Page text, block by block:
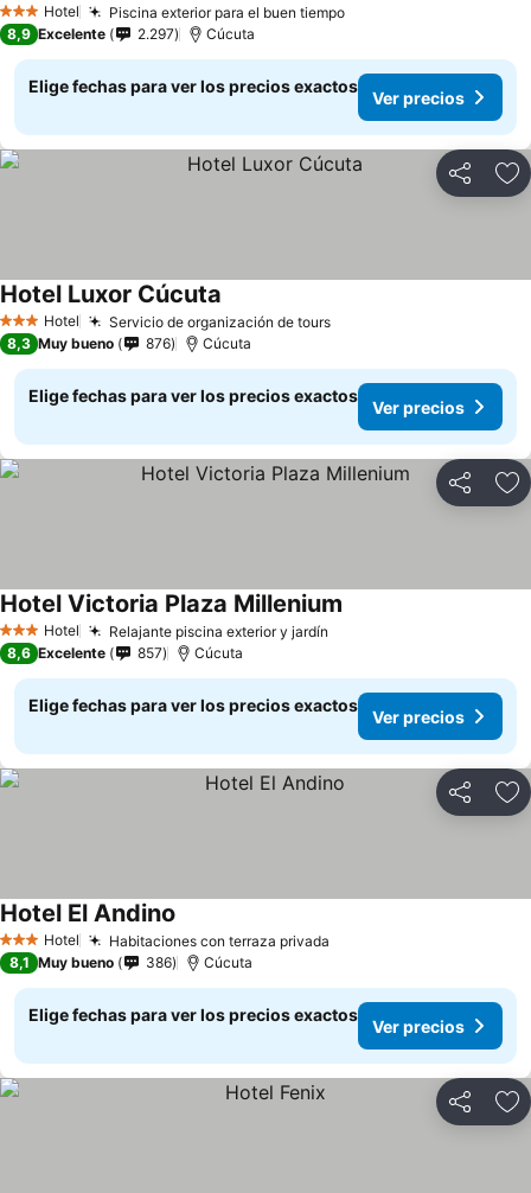
3 Estrellas
Hotel Piscina exterior para el buen tiempo
8,9 Excelente 2.297 Cúcuta
Elige fechas para ver los precios exactos
Ver precios
Compartir
3 Estrellas
Hotel Servicio de organización de tours
Hotel Luxor Cúcuta
8,3 Muy bueno 876 Cúcuta
Elige fechas para ver los precios exactos
Ver precios
Compartir
3 Estrellas
Hotel Relajante piscina exterior y jardín
Hotel Victoria Plaza Millenium
8,6 Excelente 857 Cúcuta
Elige fechas para ver los precios exactos
Ver precios
Compartir
3 Estrellas
Hotel Habitaciones con terraza privada
Hotel El Andino
8,1 Muy bueno 386 Cúcuta
Elige fechas para ver los precios exactos
Ver precios
Compartir